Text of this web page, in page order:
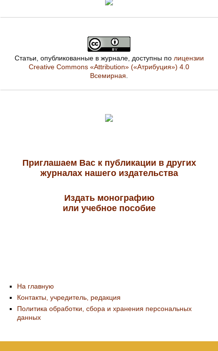
Статьи, опубликованные в журнале, доступны по лицензии
Creative Commons «Attribution» («Атрибуция») 4.0
Всемирная
Приглашаем Вас к публикации в других
журналах нашего издательства
Издать монографию
или учебное пособие
На главную
Контакты, учредитель, редакция
Политика обработки, сбора и хранения персональных
данных